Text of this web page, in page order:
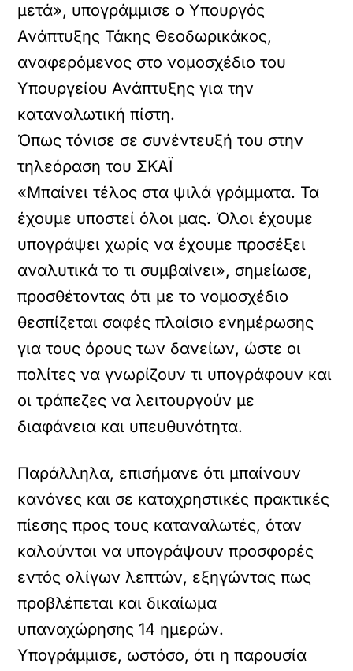
μετά», υπογράμμισε ο Υπουργός
Ανάπτυξης Τάκης Θεοδωρικάκος,
αναφερόμενος στο νομοσχέδιο του
Υπουργείου Ανάπτυξης για την
καταναλωτική πίστη.
Όπως τόνισε σε συνέντευξή του στην
τηλεόραση του ΣΚΑΪ
«Μπαίνει τέλος στα ψιλά γράμματα. Τα
έχουμε υποστεί όλοι μας. Όλοι έχουμε
υπογράψει χωρίς να έχουμε προσέξει
αναλυτικά το τι συμβαίνει», σημείωσε,
προσθέτοντας ότι με το νομοσχέδιο
θεσπίζεται σαφές πλαίσιο ενημέρωσης
για τους όρους των δανείων, ώστε οι
πολίτες να γνωρίζουν τι υπογράφουν και
οι τράπεζες να λειτουργούν με
διαφάνεια και υπευθυνότητα.
Παράλληλα, επισήμανε ότι μπαίνουν
κανόνες και σε καταχρηστικές πρακτικές
πίεσης προς τους καταναλωτές, όταν
καλούνται να υπογράψουν προσφορές
εντός ολίγων λεπτών, εξηγώντας πως
προβλέπεται και δικαίωμα
υπαναχώρησης 14 ημερών.
Υπογράμμισε, ωστόσο, ότι η παρουσία